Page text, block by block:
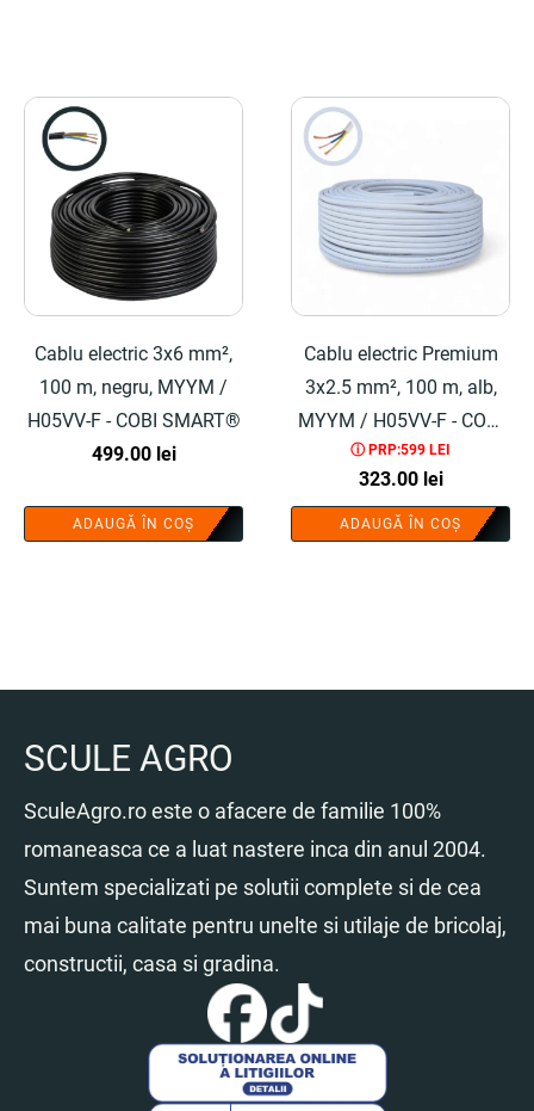
Cablu electric 3x6 mm²,
100 m, negru, MYYM /
H05VV-F - COBI SMART®
499.00 lei
ADAUGĂ ÎN COȘ
Cablu electric Premium
3x2.5 mm², 100 m, alb,
MYYM / H05VV-F - COBI
SMART®
ⓘ PRP:599 LEI
323.00 lei
ADAUGĂ ÎN COȘ
SCULE AGRO
SculeAgro.ro este o afacere de familie 100%
romaneasca ce a luat nastere inca din anul 2004.
Suntem specializati pe solutii complete si de cea
mai buna calitate pentru unelte si utilaje de bricolaj,
constructii, casa si gradina.